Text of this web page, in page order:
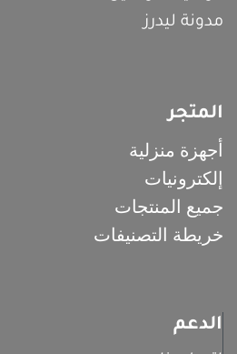
مدونة ليدرز
المتجر
أجهزة منزلية
إلكترونيات
جميع المنتجات
خريطة التصنيفات
الدعم